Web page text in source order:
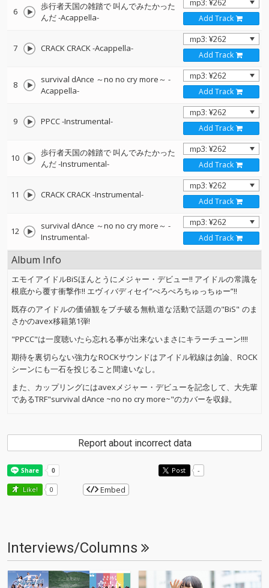
6
歩行者天国の雑踏で 叫んでみたかった
んだ -Acappella-
Add Track
7 CRACK CRACK -Acappella-
Add Track
8
survival dAnce ～no no cry more～ -
Acappella-
Add Track
9 PPCC -Instrumental-
Add Track
10
歩行者天国の雑踏で 叫んでみたかった
んだ -Instrumental-
Add Track
11 CRACK CRACK -Instrumental-
Add Track
12
survival dAnce ～no no cry more～ -
Instrumental-
Add Track
Album Info
エモイアイドルBiSほんとうにメジャー・デビュー!! アイドルの常識を
根底から覆す衝撃作!! エヴィバディセイ”ぺろぺろちゅっちゅー”!!
既存のアイドルの価値観をブチ破る無軌道な活動で話題の"BiS" のま
さかのavex移籍第1弾!
"PPCC"は一度聴いたら忘れる事が出来ないまさにキラーチューン!!!!
期待を裏切らない強力なROCKサウンドはアイドル戦線は勿論、ROCK
シーンにも一石を投じること間違いなし。
また、カップリングにはavexメジャー・デビューを記念して、大先輩
であるTRF"survival dAnce ~no no cry more~"のカバーを収録。
Report about incorrect data
Post -
Like! 0 Embed
Interviews/Columns